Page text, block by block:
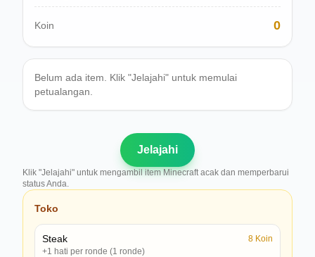
Українська
Tiếng Việt
Koin 0
Belum ada item. Klik "Jelajahi" untuk memulai
petualangan.
Jelajahi
Klik "Jelajahi" untuk mengambil item Minecraft acak dan memperbarui
status Anda.
Toko
Steak 8 Koin
+1 hati per ronde (1 ronde)